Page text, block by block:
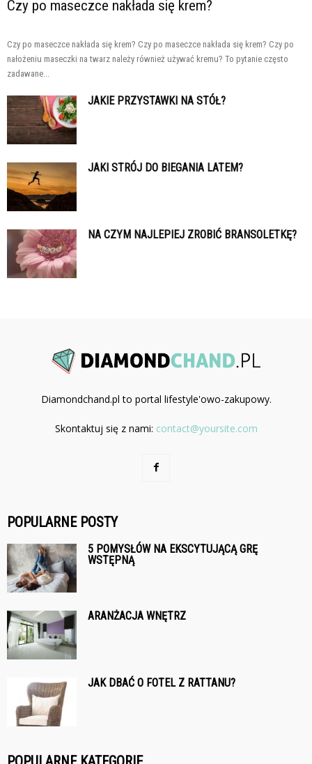
Czy po maseczce nakłada się krem?
Czy po maseczce nakłada się krem? Czy po maseczce nakłada się krem? Czy po
nałożeniu maseczki na twarz należy również używać kremu? To pytanie często
zadawane...
JAKIE PRZYSTAWKI NA STÓŁ?
JAKI STRÓJ DO BIEGANIA LATEM?
NA CZYM NAJLEPIEJ ZROBIĆ BRANSOLETKĘ?
Diamondchand.pl to portal lifestyle'owo-zakupowy.
Skontaktuj się z nami: contact@yoursite.com
POPULARNE POSTY
5 POMYSŁÓW NA EKSCYTUJĄCĄ GRĘ
WSTĘPNĄ
ARANŻACJA WNĘTRZ
JAK DBAĆ O FOTEL Z RATTANU?